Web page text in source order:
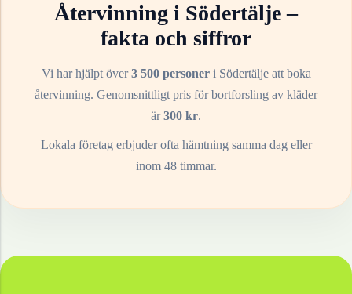
Återvinning i Södertälje–
fakta och siffror
Vi har hjälpt över3 500 personeri Södertäljeatt boka
återvinning. Genomsnittligt pris för bortforsling av kläder
är300 kr.
Lokala företag erbjuder ofta hämtning samma dag eller
inom 48 timmar.